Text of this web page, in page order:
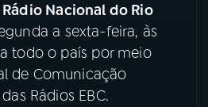
Rádio Nacional do Rio
a sexta-feira, às
todo o país por meio
de Comunicação
Rádios EBC.